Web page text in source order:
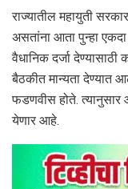
राज्यातील महायुती
असतांना आता पुन्हा
वैधानिक दर्जा
बैठकीत मान्यता देण्यात
फडणवीस होते.
येणार आहे.